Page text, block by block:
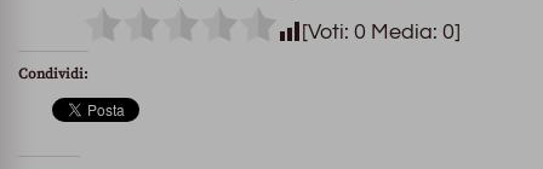
[Voti: 0 Media: 0]
Condividi: